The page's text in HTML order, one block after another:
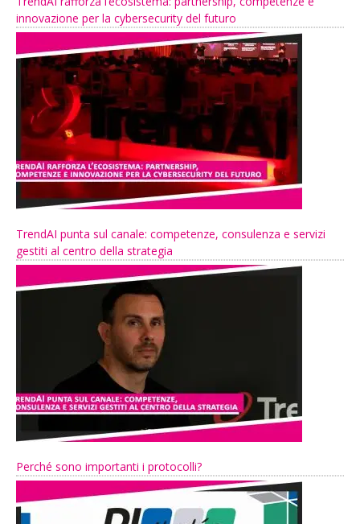
innovazione per la cybersecurity del futuro
TrendAI punta sul canale: competenze, consulenza e servizi
gestiti al centro della strategia
Perché sono importanti i protocolli?